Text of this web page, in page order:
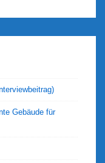
Gebäude für